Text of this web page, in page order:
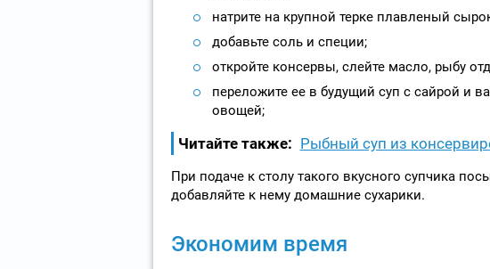
натрите на крупной терке плавленый
добавьте соль и специи;
откройте консервы, слейте масло, рыбу
переложите ее в будущий суп с сайрой и
овощей;
Читайте также: Рыбный суп из
При подаче к столу такого вкусного супчика
добавляйте к нему домашние сухарики.
Экономим время